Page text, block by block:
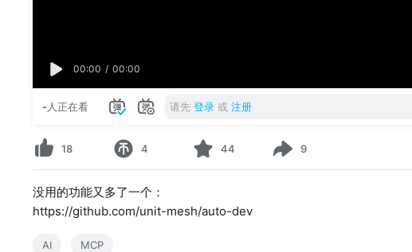
00:00 / 00:00
-人正在看 请先 登录 或 注册
18 4 44 9
没用的功能又多了一个：
https://github.com/unit-mesh/auto-dev
AI MCP